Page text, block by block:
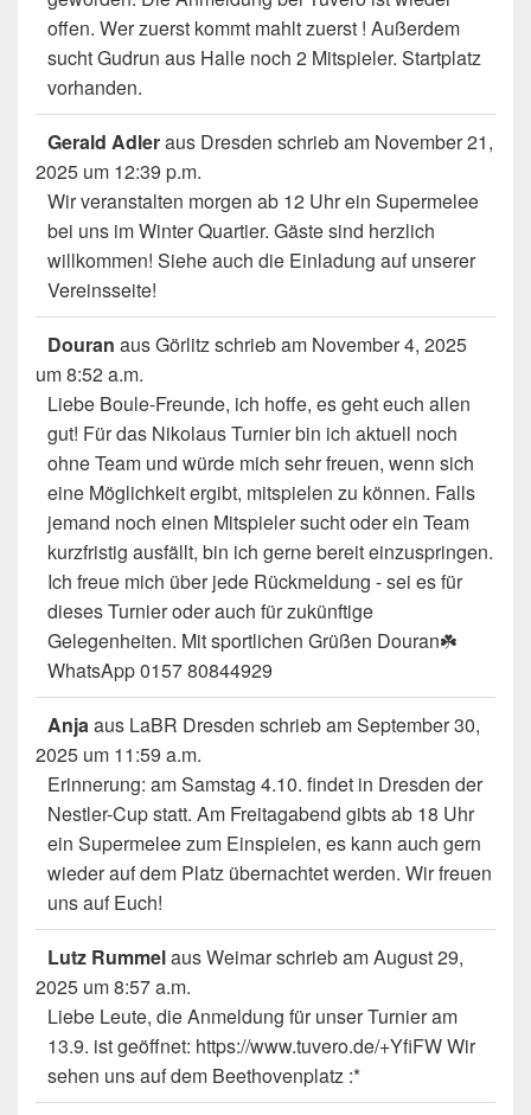
offen. Wer zuerst kommt mahlt zuerst ! Außerdem
sucht Gudrun aus Halle noch 2 Mitspieler. Startplatz
vorhanden.
Gerald Adleraus Dresden schrieb am November 21,
2025 um 12:39 p.m.
Wir veranstalten morgen ab 12 Uhr ein Supermelee
bei uns im Winter Quartier. Gäste sind herzlich
willkommen! Siehe auch die Einladung auf unserer
Vereinsseite!
Douran ausGörlitzschrieb am November 4, 2025
um8:52 a.m.
Liebe Boule-Freunde, ich hoffe, es geht euch allen
gut! Für das Nikolaus Turnier bin ich aktuell noch
ohne Team und würde mich sehr freuen, wenn sich
eine Möglichkeit ergibt, mitspielen zu können. Falls
jemand noch einen Mitspieler sucht oder ein Team
kurzfristig ausfällt, bin ich gerne bereit einzuspringen.
Ich freue mich über jede Rückmeldung - sei es für
dieses Turnier oder auch für zukünftige
Gelegenheiten. Mit sportlichen Grüßen Douran☘️
WhatsApp 0157 80844929
Anjaaus LaBR Dresden schrieb amSeptember 30,
2025 um 11:59 a.m.
Erinnerung: am Samstag 4.10. findet in Dresden der
Nestler-Cup statt. Am Freitagabend gibts ab 18 Uhr
ein Supermelee zum Einspielen, es kann auch gern
wieder auf dem Platz übernachtet werden. Wir freuen
uns auf Euch!
Lutz RummelausWeimarschrieb amAugust 29,
2025 um8:57 a.m.
Liebe Leute, die Anmeldung für unser Turnier am
13.9. ist geöffnet: https://www.tuvero.de/+YfiFW Wir
sehen uns auf dem Beethovenplatz :*